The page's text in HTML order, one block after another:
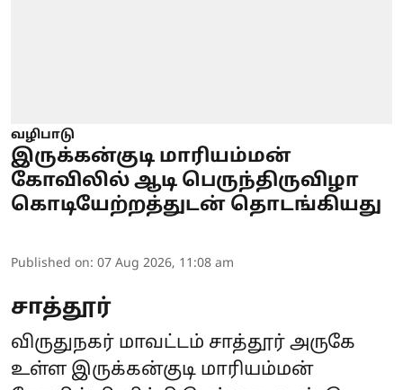
வழிபாடு
இருக்கன்குடி மாரியம்மன்
கோவிலில் ஆடி பெருந்திருவிழா
கொடியேற்றத்துடன் தொடங்கியது
Published on: 07 Aug 2026, 11:08 am
சாத்தூர்
விருதுநகர் மாவட்டம் சாத்தூர் அருகே
உள்ள இருக்கன்குடி மாரியம்மன்